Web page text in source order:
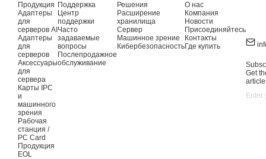
Продукция
Адаптеры
для
серверов AI
Адаптеры
для
серверов
Аксессуары
для
сервера
Карты IPC
и
машинного
зрения
Рабочая
станция /
PC Card
Продукция
EOL
Поддержка
Центр
поддержки
Часто
задаваемые
вопросы
Послепродажное
обслуживание
Решения
Расширение
хранилища
Сервер
Машинное зрение
Кибербезопасность
О нас
Компания
Новости
Присоединяйтесь
Контакты
Где купить
Get